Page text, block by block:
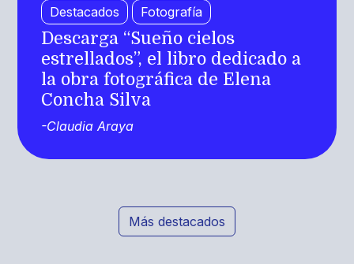
Destacados Fotografía
Descarga “Sueño cielos
estrellados”, el libro dedicado a
la obra fotográfica de Elena
Concha Silva
-Claudia Araya
Más destacados